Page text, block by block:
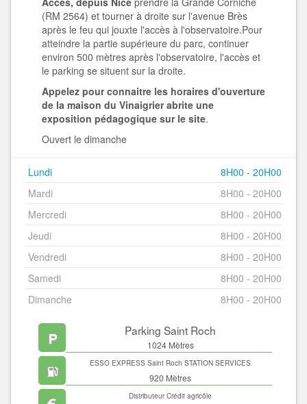
(RM 2564) et tourner à droite sur l'avenue Brès
après le feu qui jouxte l'accès à l'observatoire.Pour
atteindre la partie supérieure du parc, continuer
environ 500 mètres après l'observatoire, l'accès et
le parking se situent sur la droite.
Appelez pour connaitre les horaires d'ouverture
de la maison du Vinaigrier abrite une
exposition pédagogique sur le site.
Ouvert le dimanche
Lundi
8H00 - 20H00
Mardi
8H00 - 20H00
Mercredi
8H00 - 20H00
Jeudi
8H00 - 20H00
Vendredi
8H00 - 20H00
Samedi
8H00 - 20H00
Dimanche
8H00 - 20H00
Parking Saint Roch
1024 Mètres
ESSO EXPRESS Saint Roch STATION SERVICES
920 Mètres
Distributeur Crédit agricôle